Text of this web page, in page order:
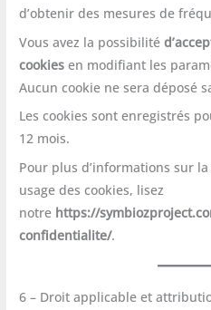
d’obtenir des mesures de
Vous avez la possibilité
cookies en modifiant les
Aucun cookie ne sera déposé
Les cookies sont enregistrés
12 mois.
Pour plus d’informations sur
usage des cookies, lisez
notre https://
confidentialite/.
6 – Droit applicable et